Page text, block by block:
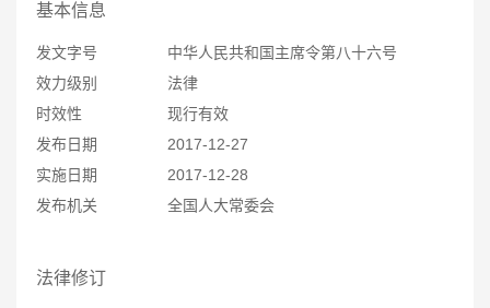
基本信息
发文字号
中华人民共和国主席令第八十六号
效力级别
法律
时效性
现行有效
发布日期
2017-12-27
实施日期
2017-12-28
发布机关
全国人大常委会
法律修订